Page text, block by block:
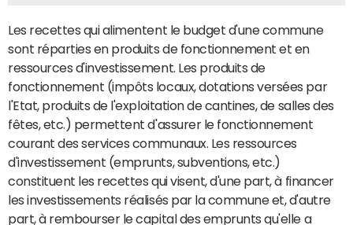
Les recettes qui alimentent le budget d'une commune
sont réparties en produits de fonctionnement et en
ressources d'investissement. Les produits de
fonctionnement (impôts locaux, dotations versées par
l'Etat, produits de l'exploitation de cantines, de salles des
fêtes, etc.) permettent d'assurer le fonctionnement
courant des services communaux. Les ressources
d'investissement (emprunts, subventions, etc.)
constituent les recettes qui visent, d'une part, à financer
les investissements réalisés par la commune et, d'autre
part, à rembourser le capital des emprunts qu'elle a